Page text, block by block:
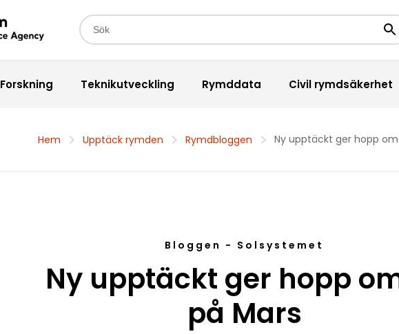
Sökfält
Forskning Teknikutveckling Rymddata Civil rymdsäkerhet
Hem Upptäck rymden Rymdbloggen Ny upptäckt ger hopp
Bloggen - Solsystemet
Ny upptäckt ger hopp
på Mars